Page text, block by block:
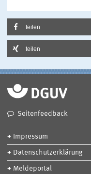
teilen
teilen
Seitenfeedback
Impressum
Datenschutzerklärung
Meldeportal